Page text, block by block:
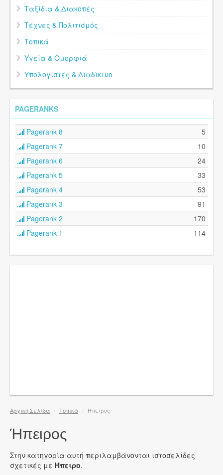
Ταξίδια & Διακοπές
Τέχνες & Πολιτισμός
Τοπικά
Υγεία & Ομορφιά
Υπολογιστές & Διαδίκτυο
PAGERANKS
Pagerank 8
5
Pagerank 7
10
Pagerank 6
24
Pagerank 5
33
Pagerank 4
53
Pagerank 3
91
Pagerank 2
170
Pagerank 1
114
Αρχική Σελίδα / Τοπικά / Ήπειρος
Ήπειρος
Στην κατηγορία αυτή περιλαμβάνονται ιστοσελίδες
σχετικές με Ήπειρο.